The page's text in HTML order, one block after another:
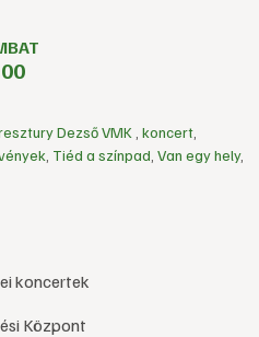
Dezső VMK koncert
Tiéd a színpad Van egy hely,
koncertek
Központ